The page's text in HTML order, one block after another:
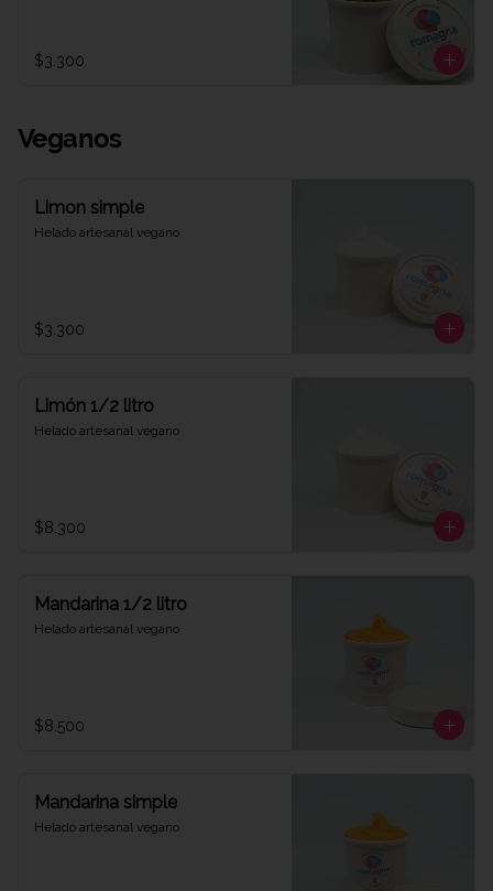
$3.300
Veganos
Limon simple
Helado artesanal vegano
$3.300
Limón 1/2 litro
Helado artesanal vegano
$8.300
Mandarina 1/2 litro
Helado artesanal vegano
$8.500
Mandarina simple
Helado artesanal vegano